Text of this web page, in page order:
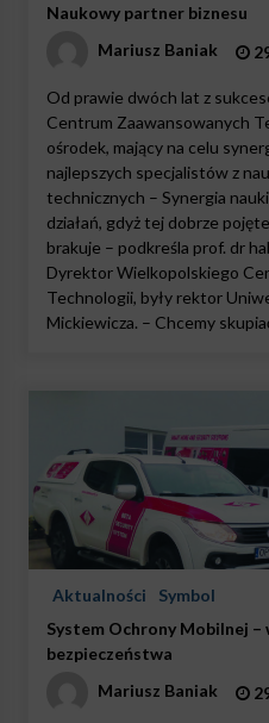
Naukowy partner biznesu
Mariusz Baniak
Od prawie dwóch lat z
Centrum Zaawansowanych
ośrodek, mający na celu
najlepszych specjalistów z
technicznych – Synergia
działań, gdyż tej dobrze
brakuje – podkreśla prof. dr
Dyrektor Wielkopolskiego
Technologii, były rektor
Mickiewicza. – Chcemy
Aktualności
Symbol
System Ochrony Mobilnej –
bezpieczeństwa
Mariusz Baniak